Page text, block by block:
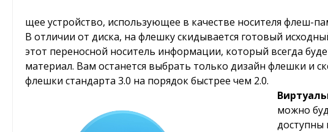
щее устройство, использующее в качестве носителя флеш-
В отличии от диска, на флешку скидывается готовый
этот переносной носитель информации, который всегда
материал. Вам останется выбрать только дизайн флешки и
флешки стандарта 3.0 на порядок быстрее чем 2.0.
можно
доступны